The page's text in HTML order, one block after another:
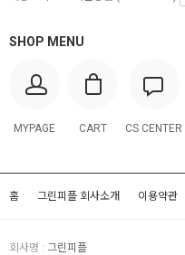
SHOP MENU
MYPAGE CART CS CENTER
홈 그린피플 회사소개 이용약관
회사명 : 그린피플